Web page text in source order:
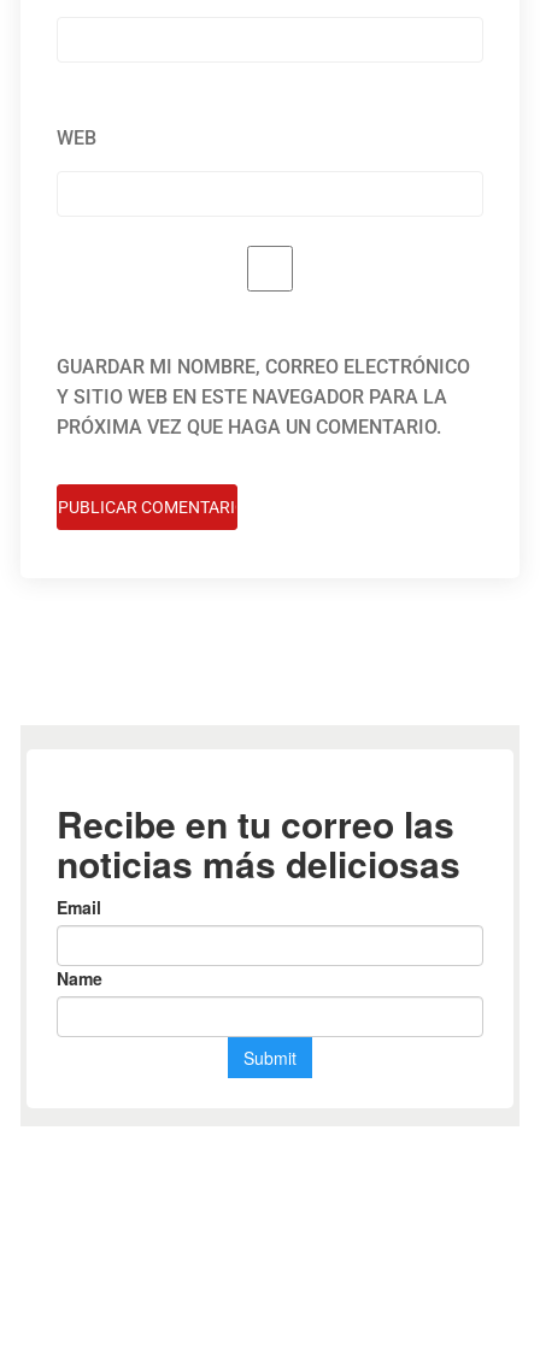
WEB
GUARDAR MI NOMBRE, CORREO ELECTRÓNICO
Y SITIO WEB EN ESTE NAVEGADOR PARA LA
PRÓXIMA VEZ QUE HAGA UN COMENTARIO.